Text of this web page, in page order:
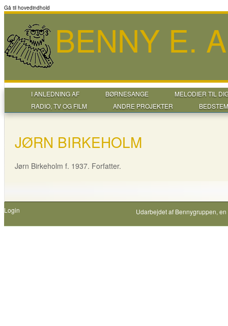
Gå til hovedindhold
BENNY E.
I ANLEDNING AF BØRNESANGE
MELODIER TIL
RADIO, TV OG FILM
ANDRE PROJEKTER
JØRN BIRKEHOLM
Jørn Birkeholm f. 1937. Forfatter.
Login Udarbejdet af Bennygruppen,